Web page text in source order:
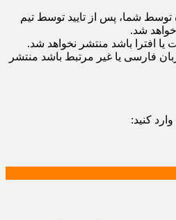
شما، پس از تایید توسط تیم
شد.
یا افترا باشد منتشر نخواهد شد.
فارسی یا غیر مرتبط باشد منتشر
کنید: